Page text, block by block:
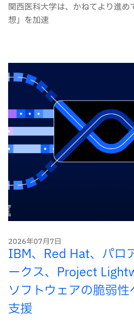
関西医科大学は、かねてより進
想」を加速
2026年07月7日
IBM、Red Hat、パロ
ークス、Project
ソフトウェアの脆弱
支援